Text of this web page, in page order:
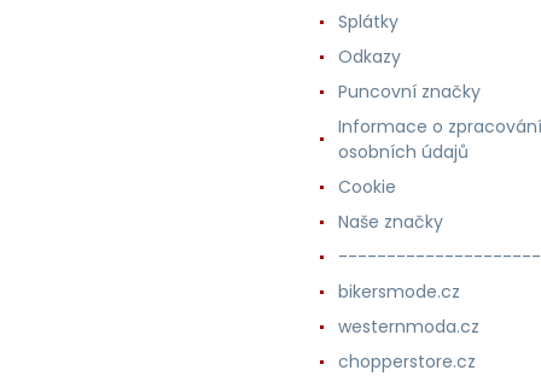
Splátky
Odkazy
Puncovní značky
Informace o zpracování
osobních údajů
Cookie
Naše značky
bikersmode.cz
westernmoda.cz
chopperstore.cz